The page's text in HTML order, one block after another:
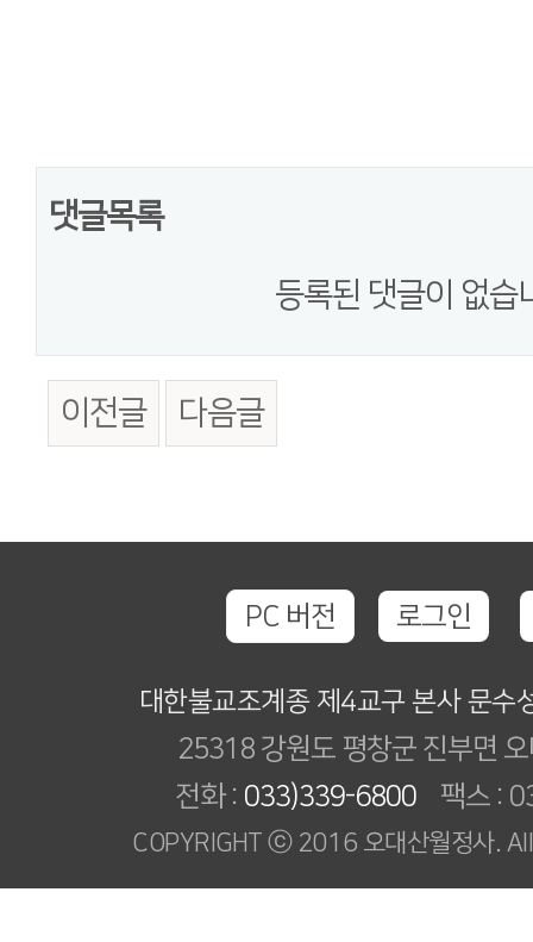
댓글목록
등록된 댓글이 없습
이전글 다음글
PC 버전 로그인
대한불교조계종 제4교구 본사 문수
25318 강원도 평창군 진부면
전화 : 033)339-6800 팩스 :
COPYRIGHT ⓒ 2016 오대산월정사.